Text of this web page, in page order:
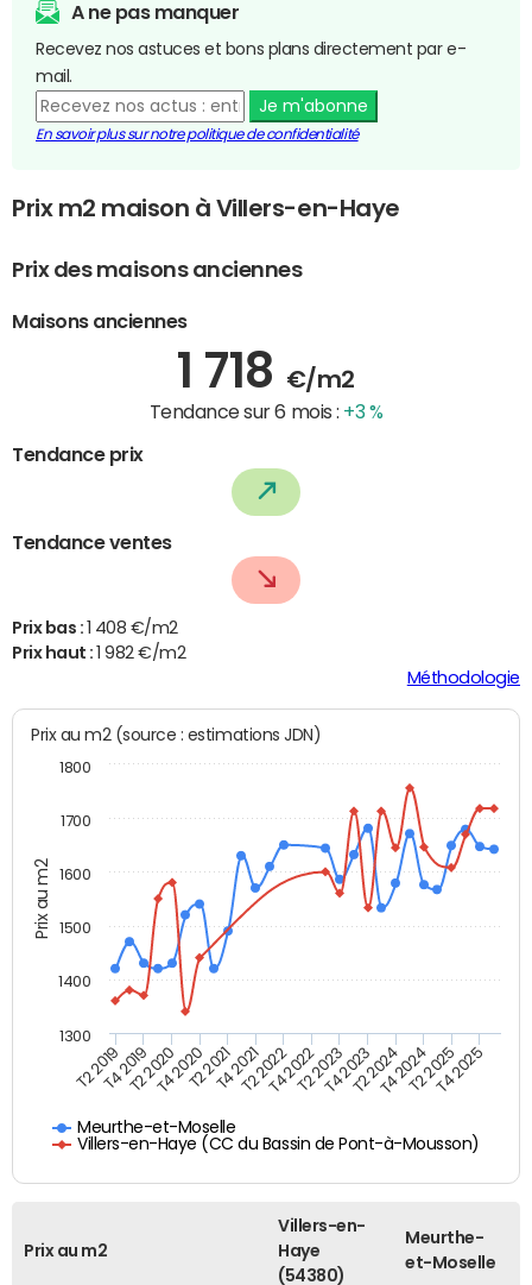
A ne pas manquer
Recevez nos astuces et bons plans directement par e-
mail.
Je m'abonne
En savoir plus sur notre politique de confidentialité
Prix m2 maison à Villers-en-Haye
Prix des maisons anciennes
Maisons anciennes
1 718 €/m2
Tendance sur 6 mois : +3 %
Tendance prix
Tendance ventes
Prix bas : 1 408 €/m2
Prix haut :1 982 €/m2
Méthodologie
Prix au m2
Prix au m2 (source : estimations JDN)
Meurthe-et-Moselle
Villers-en-Haye (CC du Bassin de Pont-à-Mousson)
T2 2019T4 2019T2 2020T4 2020T2 2021T4 2021T2 2022T4 2022T2 2023T4 2023T2 2024T4 2024T2 2025T4 2025
1300
1400
1500
1600
1700
1800
Prix au m2
Villers-en-
Haye
(54380)
Meurthe-
et-Moselle